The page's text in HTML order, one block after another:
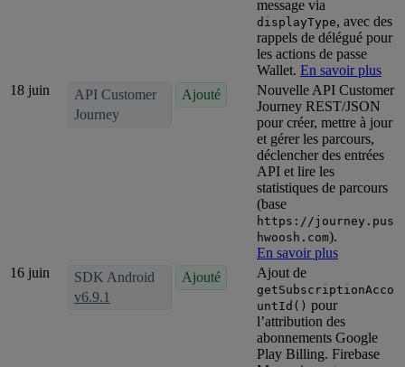
message via
displayType, avec des
rappels de délégué pour
les actions de passe
Wallet. En savoir plus
18 juin
API Customer
Journey
Ajouté
Nouvelle API Customer
Journey REST/JSON
pour créer, mettre à jour
et gérer les parcours,
déclencher des entrées
API et lire les
statistiques de parcours
(base
https://journey.pus
hwoosh.com).
En savoir plus
16 juin
SDK Android
v6.9.1
Ajouté Ajout de
getSubscriptionAcco
untId() pour
l’attribution des
abonnements Google
Play Billing. Firebase